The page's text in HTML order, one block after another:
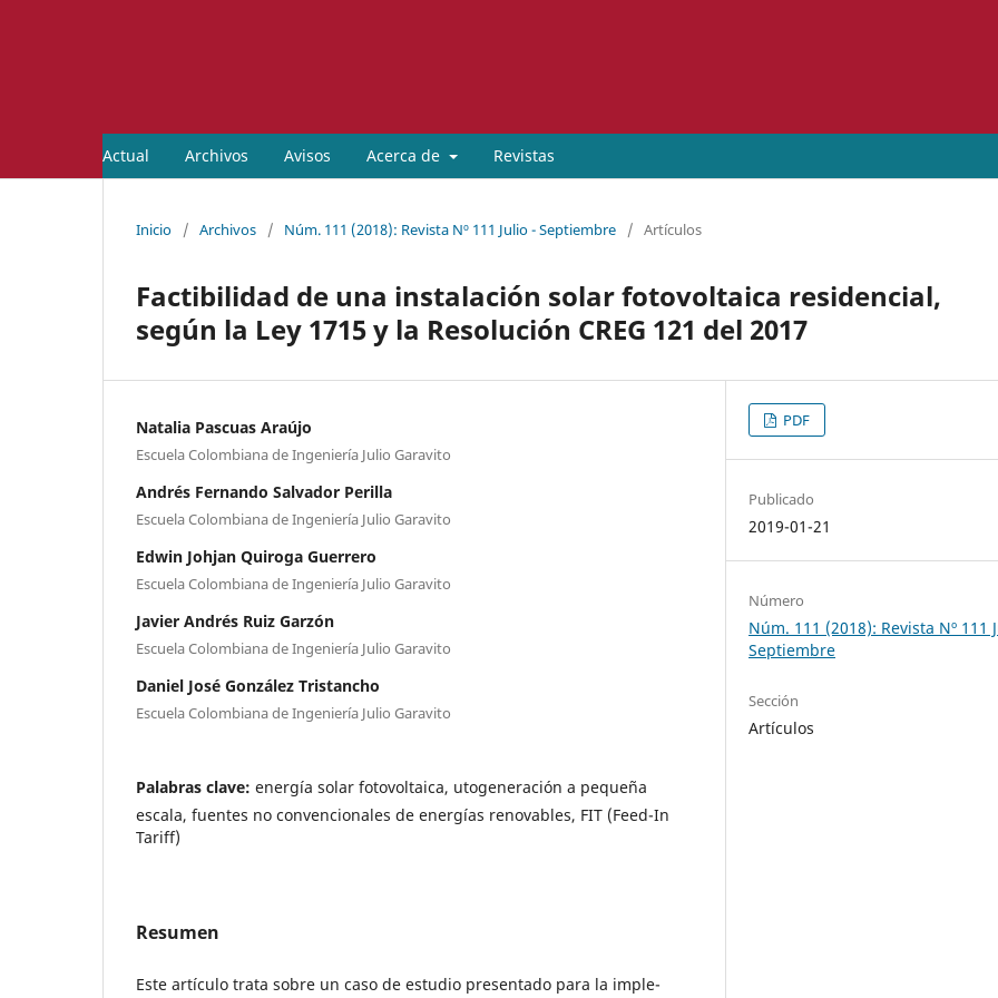
Actual Archivos Avisos Acerca de Revistas
Inicio / Archivos / Núm. 111 (2018): Revista Nº 111 Julio - Septiembre / Artículos
Factibilidad de una instalación solar fotovoltaica residencial,
según la Ley 1715 y la Resolución CREG 121 del 2017
Natalia Pascuas Araújo
Escuela Colombiana de Ingeniería Julio Garavito
Andrés Fernando Salvador Perilla
Escuela Colombiana de Ingeniería Julio Garavito
Edwin Johjan Quiroga Guerrero
Escuela Colombiana de Ingeniería Julio Garavito
Javier Andrés Ruiz Garzón
Escuela Colombiana de Ingeniería Julio Garavito
Daniel José González Tristancho
Escuela Colombiana de Ingeniería Julio Garavito
Palabras clave: energía solar fotovoltaica, utogeneración a pequeña
escala, fuentes no convencionales de energías renovables, FIT (Feed-In
Tariff)
Resumen
Este artículo trata sobre un caso de estudio presentado para la imple-
PDF
Publicado
2019-01-21
Número
Núm. 111 (2018): Revista Nº 111
Septiembre
Sección
Artículos